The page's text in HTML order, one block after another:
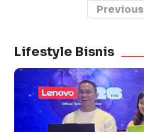
Previous
Lifestyle Bisnis